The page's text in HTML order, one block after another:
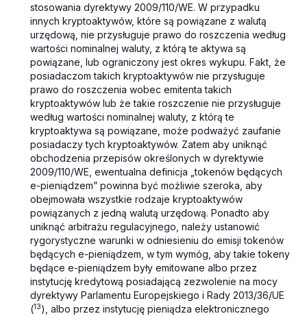
stosowania dyrektywy 2009/110/WE. W przypadku
innych kryptoaktywów, które są powiązane z walutą
urzędową, nie przysługuje prawo do roszczenia według
wartości nominalnej waluty, z którą te aktywa są
powiązane, lub ograniczony jest okres wykupu. Fakt, że
posiadaczom takich kryptoaktywów nie przysługuje
prawo do roszczenia wobec emitenta takich
kryptoaktywów lub że takie roszczenie nie przysługuje
według wartości nominalnej waluty, z którą te
kryptoaktywa są powiązane, może podważyć zaufanie
posiadaczy tych kryptoaktywów. Zatem aby uniknąć
obchodzenia przepisów określonych w dyrektywie
2009/110/WE, ewentualna definicja „tokenów będących
e-pieniądzem” powinna być możliwie szeroka, aby
obejmowała wszystkie rodzaje kryptoaktywów
powiązanych z jedną walutą urzędową. Ponadto aby
uniknąć arbitrażu regulacyjnego, należy ustanowić
rygorystyczne warunki w odniesieniu do emisji tokenów
będących e-pieniądzem, w tym wymóg, aby takie tokeny
będące e-pieniądzem były emitowane albo przez
instytucję kredytową posiadającą zezwolenie na mocy
dyrektywy Parlamentu Europejskiego i Rady 2013/36/UE
(13), albo przez instytucję pieniądza elektronicznego